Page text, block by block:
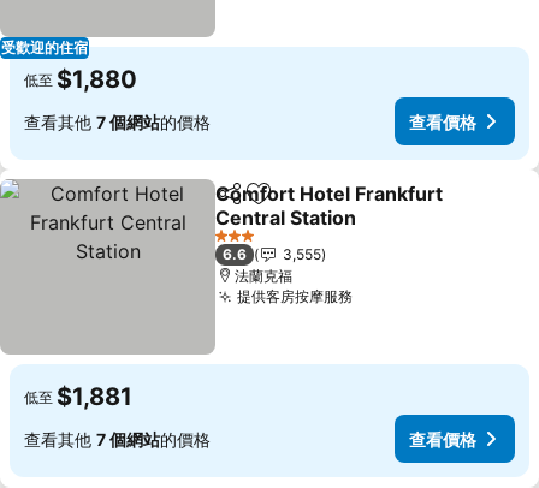
受歡迎的住宿
低至 $1,880
查看其他 7 個網站的價格 查看價格
分享 加入我的最愛
Comfort Hotel Frankfurt
Central Station
3 星級
6.6
3,555
法蘭克福
提供客房按摩服務
低至 $1,881
查看其他 7 個網站的價格 查看價格